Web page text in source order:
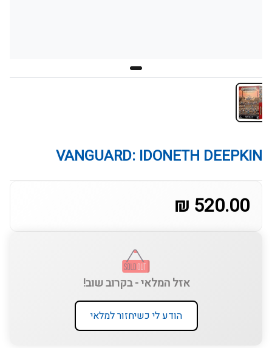
VANGUARD: IDONETH DEEPKIN
520.00 ₪
אזל המלאי - בקרוב שוב!
הודע לי כשיחזור למלאי